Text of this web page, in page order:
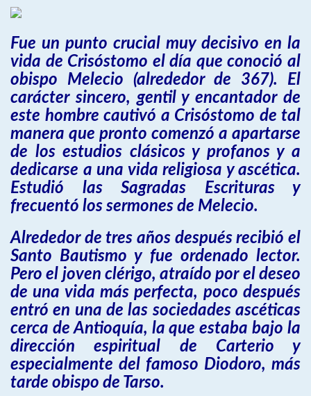
Fue un punto crucial muy decisivo en la
vida de Crisóstomo el día que conoció al
obispo Melecio (alrededor de 367). El
carácter sincero, gentil y encantador de
este hombre cautivó a Crisóstomo de tal
manera que pronto comenzó a apartarse
de los estudios clásicos y profanos y a
dedicarse a una vida religiosa y ascética.
Estudió las Sagradas Escrituras y
frecuentó los sermones de Melecio.
Alrededor de tres años después recibió el
Santo Bautismo y fue ordenado lector.
Pero el joven clérigo, atraído por el deseo
de una vida más perfecta, poco después
entró en una de las sociedades ascéticas
cerca de Antioquía, la que estaba bajo la
dirección espiritual de Carterio y
especialmente del famoso Diodoro, más
tarde obispo de Tarso.